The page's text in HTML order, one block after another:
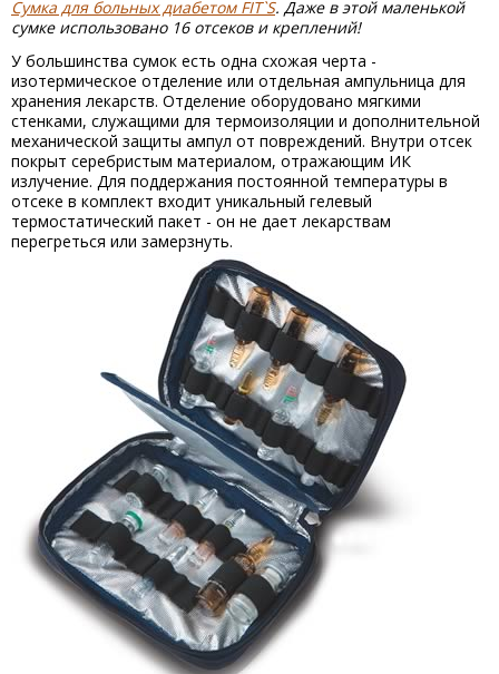
Сумка для больных диабетом FIT`S. Даже в этой маленькой
сумке использовано 16 отсеков и креплений!
У большинства сумок есть одна схожая черта -
изотермическое отделение или отдельная ампульница для
хранения лекарств. Отделение оборудовано мягкими
стенками, служащими для термоизоляции и дополнительной
механической защиты ампул от повреждений. Внутри отсек
покрыт серебристым материалом, отражающим ИК
излучение. Для поддержания постоянной температуры в
отсеке в комплект входит уникальный гелевый
термостатический пакет - он не дает лекарствам
перегреться или замерзнуть.